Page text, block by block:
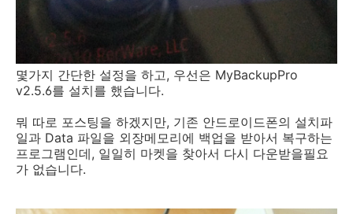
몇가지 간단한 설정을 하고, 우선은 MyBackupPro
v2.5.6를 설치를 했습니다.
뭐 따로 포스팅을 하겠지만, 기존 안드로이드폰의 설치파
일과 Data 파일을 외장메모리에 백업을 받아서 복구하는
프로그램인데, 일일히 마켓을 찾아서 다시 다운받을필요
가 없습니다.